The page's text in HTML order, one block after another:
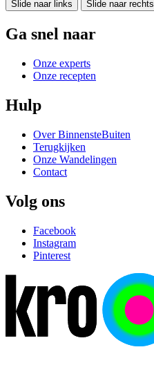
Slide naar links Slide naar rechts
Ga snel naar
Onze experts
Onze recepten
Hulp
Over BinnensteBuiten
Terugkijken
Onze Wandelingen
Contact
Volg ons
Facebook
Instagram
Pinterest